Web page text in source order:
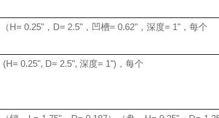
（H= 0.25" ， D= 2.5" ，凹槽= 0.62" ，深度= 1" ，每个
(H= 0.25", D= 2.5", 深度= 1") ，每个